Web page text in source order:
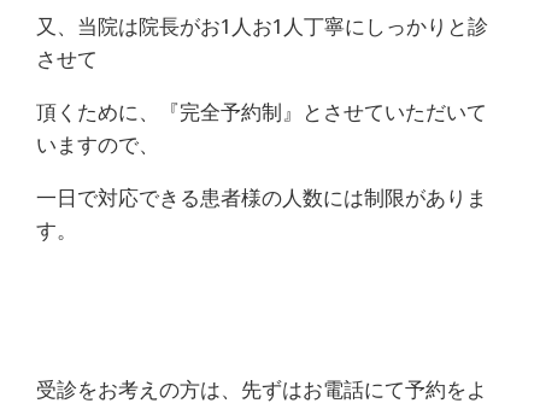
又、当院は院長がお1人お1人丁寧にしっかりと診
させて
頂くために、『完全予約制』とさせていただいて
いますので、
一日で対応できる患者様の人数には制限がありま
す。
受診をお考えの方は、先ずはお電話にて予約をよ